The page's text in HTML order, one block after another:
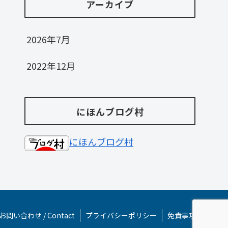
アーカイブ
2026年7月
2022年12月
にほんブログ村
にほんブログ村
お問い合わせ / Contact プライバシーポリシー
免責事項